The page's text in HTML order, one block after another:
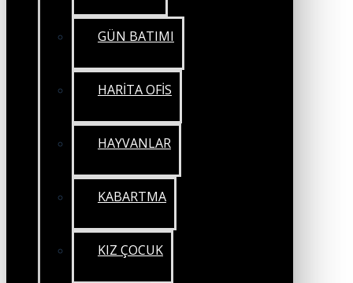
GÜN BATIMI
HARİTA OFİS
HAYVANLAR
KABARTMA
KIZ ÇOCUK